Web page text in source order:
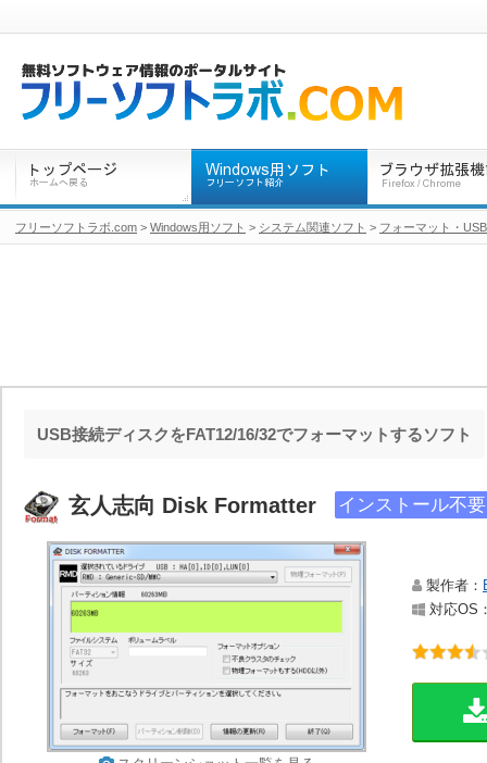
USB接続ディスクをFAT12/16/32でフォーマットするソフト
玄人志向 Disk Formatter インストール不要
製作者：
対応OS
フリーソフトラボ.com > Windows用ソフト > システム関連ソフト > フォーマット・